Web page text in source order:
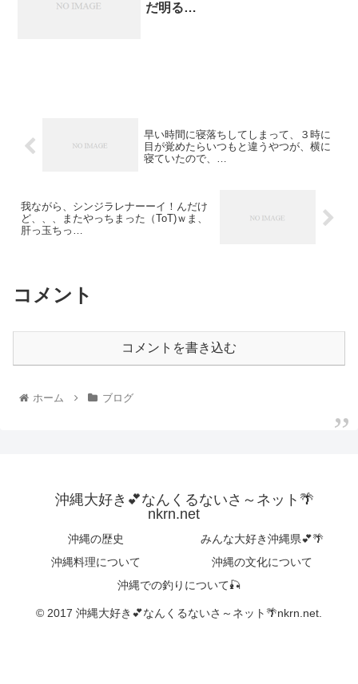
だ明る…
早い時間に寝落ちしてしまって、３時に
目が覚めたらいつもと違うやつが、横に
寝ていたので、…
我ながら、シンジラレナーーイ！んだけ
ど、、、またやっちまった（ToT)ｗま、
肝っ玉ちっ…
コメント
コメントを書き込む
ホーム ブログ
沖縄大好き💕なんくるないさ～ネット🌴
nkrn.net
沖縄の歴史
みんな大好き沖縄県💕🌴
沖縄料理について
沖縄の文化について
沖縄での釣りについて🎣
© 2017 沖縄大好き💕なんくるないさ～ネット🌴nkrn.net.